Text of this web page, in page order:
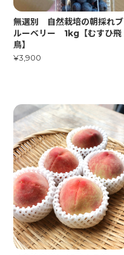
無選別 自然栽培の朝採れブ
ルーベリー 1kg【むすひ飛
鳥】
¥3,900